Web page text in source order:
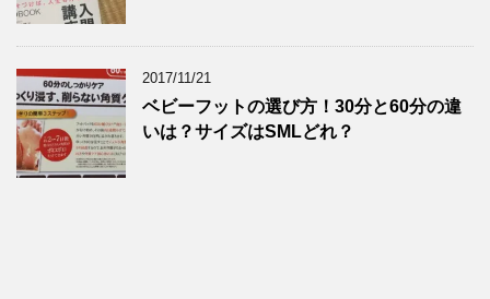
2017/11/21
ベビーフットの選び方！30分と60分の違
いは？サイズはSMLどれ？